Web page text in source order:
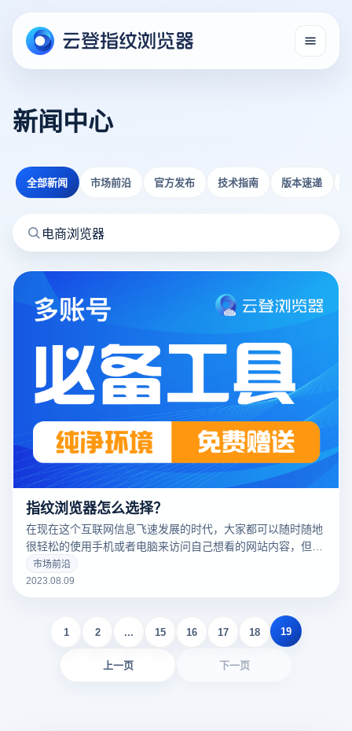
新闻中心
全部新闻 市场前沿 官方发布 技术指南 版本速递
指纹浏览器怎么选择？
在现在这个互联网信息飞速发展的时代，大家都可以随时随地
很轻松的使用手机或者电脑来访问自己想看的网站内容，但是
在一些情况下，如果是用普通的浏览器来操作的话可能会暴露
自己的一些身份信息，这时候就需要用到指纹浏览器了，下面
市场前沿
2023.08.09
上一页
1 2 ... 15 16 17 18 19
下一页